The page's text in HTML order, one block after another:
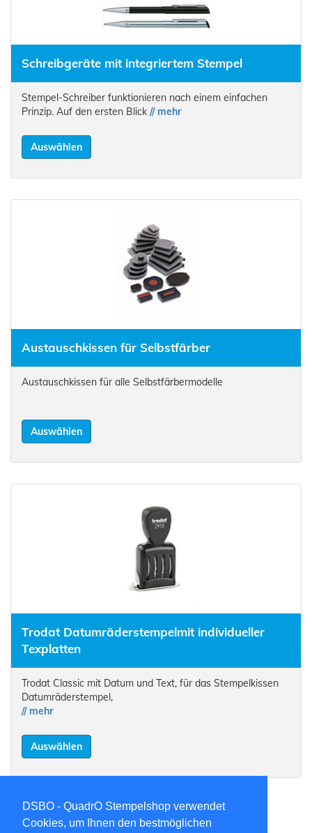
DSBO - QuadrO Stempelshop verwendet
Cookies, um Ihnen den bestmöglichen
Schreibgeräte mit integriertem Stempel
Stempel-Schreiber funktionieren nach einem einfachen
Prinzip. Auf den ersten Blick // mehr
Auswählen
Austauschkissen für Selbstfärber
Austauschkissen für alle Selbstfärbermodelle
Auswählen
Trodat Datumräderstempelmit individueller
Texplatten
Trodat Classic mit Datum und Text, für das Stempelkissen
Datumräderstempel,
// mehr
Auswählen
« 1 2 »